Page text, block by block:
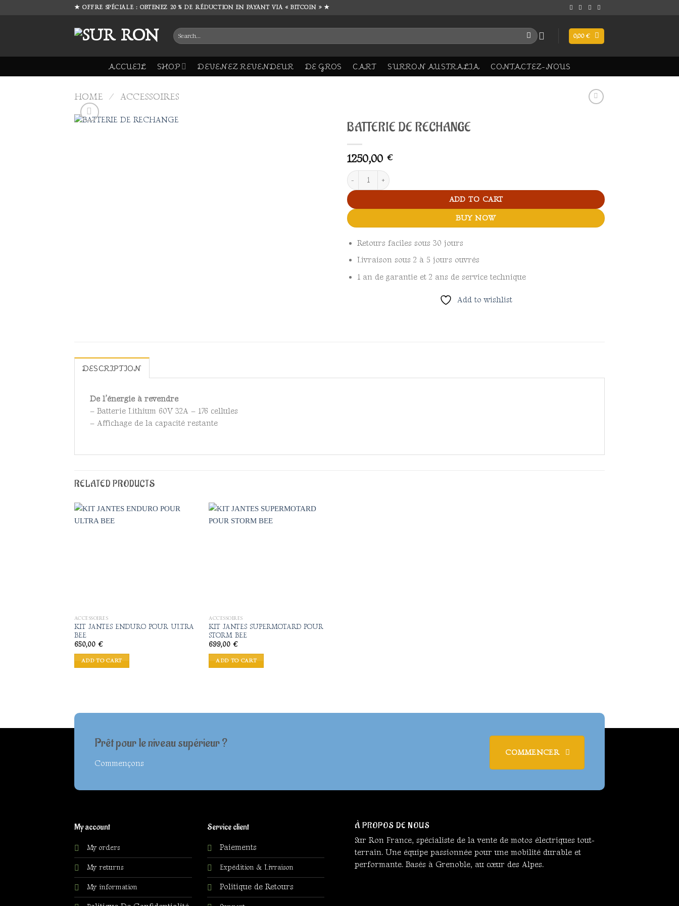
★ OFFRE SPÉCIALE : OBTENEZ 20 % DE RÉDUCTION EN PAYANT VIA « BITCOIN » ★
Search
for:
0,00€
ACCUEIL SHOP DEVENEZ REVENDEUR DE GROS CART SURRON AUSTRALIA CONTACTEZ-NOUS
HOME / ACCESSOIRES
BATTERIE DE RECHANGE
1250,00 €
BATTERIE DE RECHANGE quantity
ADD TO CART
BUY NOW
Retours faciles sous 30 jours
Livraison sous 2 à 5 jours ouvrés
1 an de garantie et 2 ans de service technique
Add to wishlist
DESCRIPTION
De l’énergie à revendre
– Batterie Lithium 60V 32A – 176 cellules
– Affichage de la capacité restante
RELATED PRODUCTS
ACCESSOIRES
KIT JANTES ENDURO POUR ULTRA
BEE
650,00 €
ADD TO CART
ACCESSOIRES
KIT JANTES SUPERMOTARD POUR
STORM BEE
699,00€
ADD TO CART
Prêt pour le niveau supérieur ?
Commençons
COMMENCER
My account
My orders
My returns
My information
Service client
Paiements
Expédition & Livraison
Politique de Retours
À PROPOS DE NOUS
Sur Ron France, spécialiste de la vente de motos électriques tout-
terrain. Une équipe passionnée pour une mobilité durable et
performante. Basés à Grenoble, au cœur des Alpes.